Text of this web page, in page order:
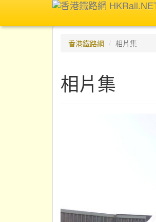
香港鐵路網 相片集
相片集